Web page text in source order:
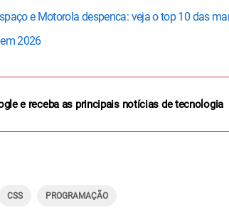
e Motorola despenca: veja o top 10 das
2026
e receba as principais notícias de tecnologia
CSS PROGRAMAÇÃO